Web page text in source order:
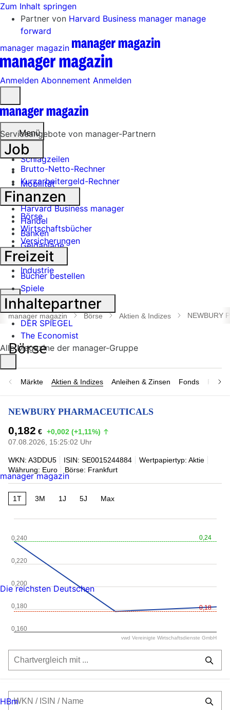
Zum Inhalt springen
Partner von Harvard Business manager manage
forward
manager magazin
Anmelden Abonnement Anmelden
öffnen
Menü
Schlagzeilen
Mobilität
Tech
Harvard Business manager
Handel
Banken
Geldanlage
Börse
Industrie
Suche
öffnen
manager magazin Börse Aktien & Indizes NEWBURY
Märkte Aktien & Indizes Anleihen & Zinsen Fonds
NEWBURY PHARMACEUTICALS
0,182 € +0,002 (+1,11%)
07.08.2026, 15:25:02 Uhr
WKN: A3DDU5 ISIN: SE0015244884
Wertpapiertyp: Aktie
Währung: Euro
Börse: Frankfurt
1T 3M 1J 5J Max
0,24
0,18
0,200
0,160
0,180
0,220
0,240
vwd Vereinigte Wirtschaftsdienste GmbH
Serviceangebote von manager-Partnern
Job
Brutto-Netto-Rechner
Kurzarbeitergeld-Rechner
Finanzen
Börse
Wirtschaftsbücher
Versicherungen
Freizeit
Bücher bestellen
Spiele
Inhaltepartner
DER SPIEGEL
The Economist
Alle Magazine der manager-Gruppe
manager magazin
Die reichsten Deutschen
HBm